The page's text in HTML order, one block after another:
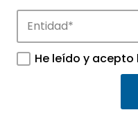
Conoce las
APTE y sus
tecnológicos.
He leído y acepto